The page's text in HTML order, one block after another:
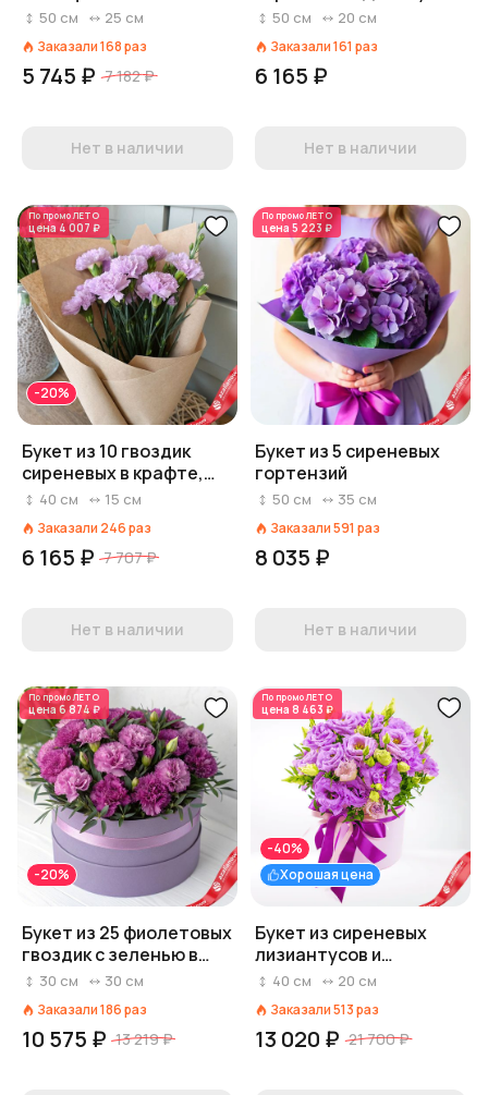
пленке
50 см 25 см
Заказали168раз
5 745 ₽ 7 182 ₽
Нет в наличии
Голландия
50 см 20 см
Заказали161 раз
6 165 ₽
Нет в наличии
По промоЛЕТО
цена 4 007 ₽
-20%
Букет из 10 гвоздик
сиреневых в крафте,
Диантус, Голландия
40 см 15 см
Заказали 246раз
6 165 ₽ 7 707 ₽
Нет в наличии
По промоЛЕТО
цена 5 223 ₽
Букет из 5 сиреневых
гортензий
50 см 35 см
Заказали591 раз
8 035 ₽
Нет в наличии
По промоЛЕТО
цена 6 874 ₽
-20%
Букет из 25 фиолетовых
гвоздик с зеленью в
сиреневой коробке
30 см 30 см
Заказали186раз
10 575 ₽ 13 219 ₽
По промоЛЕТО
цена 8 463 ₽
Хорошая цена
-40%
Букет из сиреневых
лизиантусов и
фисташки «Фиола-
40 см 20 см
Заказали513раз
13 020 ₽ 21 700 ₽